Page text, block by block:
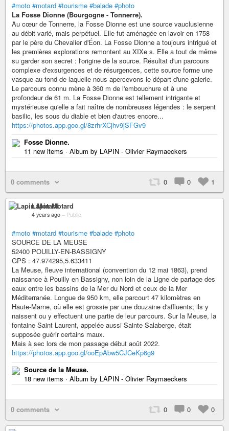
#moto #motard #tourisme #balade #photo
La Fosse Dionne (Bourgogne - Tonnerre).
Au cœur de Tonnerre, la Fosse Dionne est une source vauclusienne
au débit varié, mais perpétuel. Elle fut aménagée en lavoir en 1758
par le père du Chevalier d'Éon. La Fosse Dionne a toujours intrigué et
les premières explorations remontent au XIXe s. Elle a tout de même
su garder son secret : l'origine de la source. Résultat d'un parcours
complexe d'exsurgences et de résurgences, cette source forme une
vasque au fond de laquelle nous apercevons le départ d'une galerie.
Le parcours connu mène à 360 m de l'embouchure et à une
profondeur de 61 m. La Fosse Dionne est tellement intrigante et
mystérieuse qu'elle a fait naître de nombreuses légendes : le serpent
basilic, les sous du diable et bien d'autres encore...
https://photos.app.goo.gl/8zrhrXCjhv9jSFGv9
Fosse Dionne.
11 new items · Album by LAPIN - Olivier Raymaeckers
0 comments 0 0 1
Lapin Motard
4 years ago – Public
#moto #motard #tourisme #balade #photo
SOURCE DE LA MEUSE
52400 POUILLY-EN-BASSIGNY
GPS : 47.974295,5.633411
La Meuse, fleuve international (convention du 12 mai 1863), prend
naissance à Pouilly en Bassigny, non loin de la Ligne de partage des
eaux entre les bassins de la Mer du Nord et ceux de la Mer
Méditerranée. Longue de 950 km, elle parcourt 47 kilomètres en
Haute-Marne, où elle est grossie par une douzaine d'affluents; ils y
naissent ou y effectuent une partie de leur parcours. Sur la Meuse, la
fontaine Saint Laurent, appelée aussi Sainte Salaberge, était
supposée guérir certains maux.
Mais à sec lors de mon passage début août 2022.
https://photos.app.goo.gl/ooEpAbw5CJCeKp6g9
Source de la Meuse.
18 new items · Album by LAPIN - Olivier Raymaeckers
0 comments 0 0 0